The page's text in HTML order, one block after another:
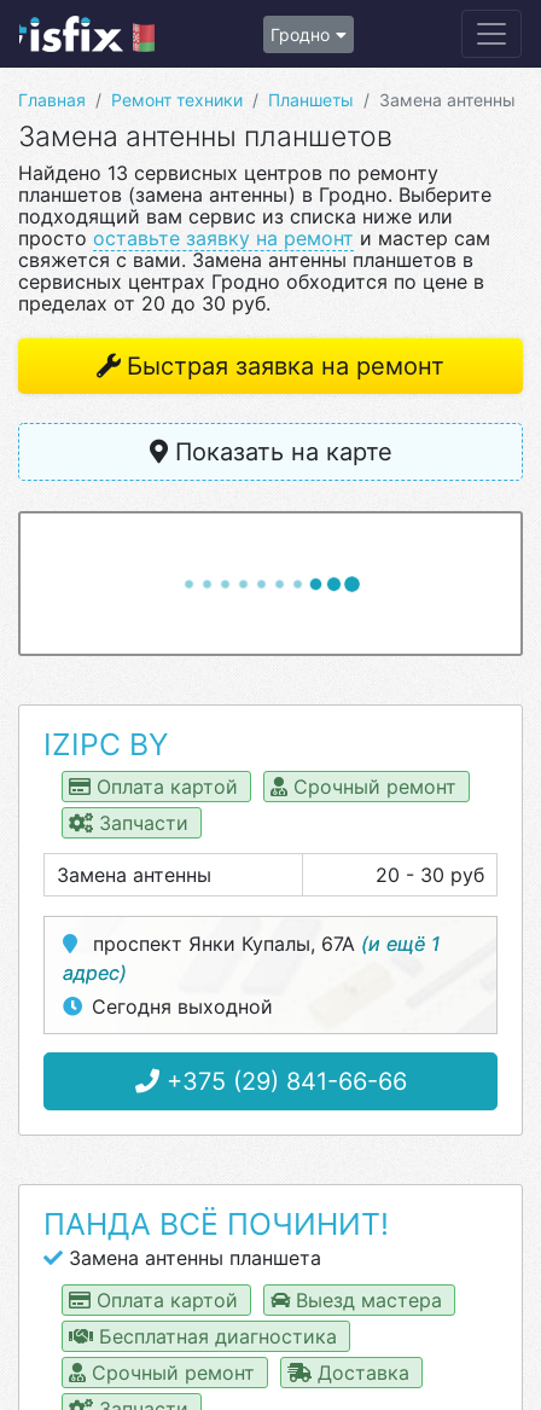
Гродно
Главная Ремонт техники Планшеты Замена антенны
Замена антенны планшетов
Найдено 13 сервисных центров по ремонту
планшетов (замена антенны) в Гродно. Выберите
подходящий вам сервис из списка ниже или
просто оставьте заявку на ремонт и мастер сам
свяжется с вами. Замена антенны планшетов в
сервисных центрах Гродно обходится по цене в
пределах от 20 до 30 руб.
Быстрая заявка на ремонт
Показать на карте
IZIPC BY
Оплата картой
Срочный ремонт
Запчасти
Замена антенны 20 - 30 руб
проспект Янки Купалы, 67А (и ещё 1
адрес)
Сегодня выходной
+375 (29) 841-66-66
ПАНДА ВСЁ ПОЧИНИТ!
Замена антенны планшета
Оплата картой
Выезд мастера
Бесплатная диагностика
Срочный ремонт
Доставка